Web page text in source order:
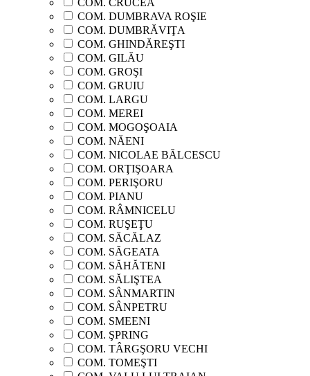
COM. CRUCEA
COM. DUMBRAVA ROŞIE
COM. DUMBRĂVIŢA
COM. GHINDĂREŞTI
COM. GILĂU
COM. GROŞI
COM. GRUIU
COM. LARGU
COM. MEREI
COM. MOGOŞOAIA
COM. NĂENI
COM. NICOLAE BĂLCESCU
COM. ORŢIŞOARA
COM. PERIŞORU
COM. PIANU
COM. RÂMNICELU
COM. RUŞEŢU
COM. SĂCĂLAZ
COM. SĂGEATA
COM. SĂHĂTENI
COM. SĂLIŞTEA
COM. SÂNMARTIN
COM. SÂNPETRU
COM. SMEENI
COM. ŞPRING
COM. TÂRGŞORU VECHI
COM. TOMEŞTI